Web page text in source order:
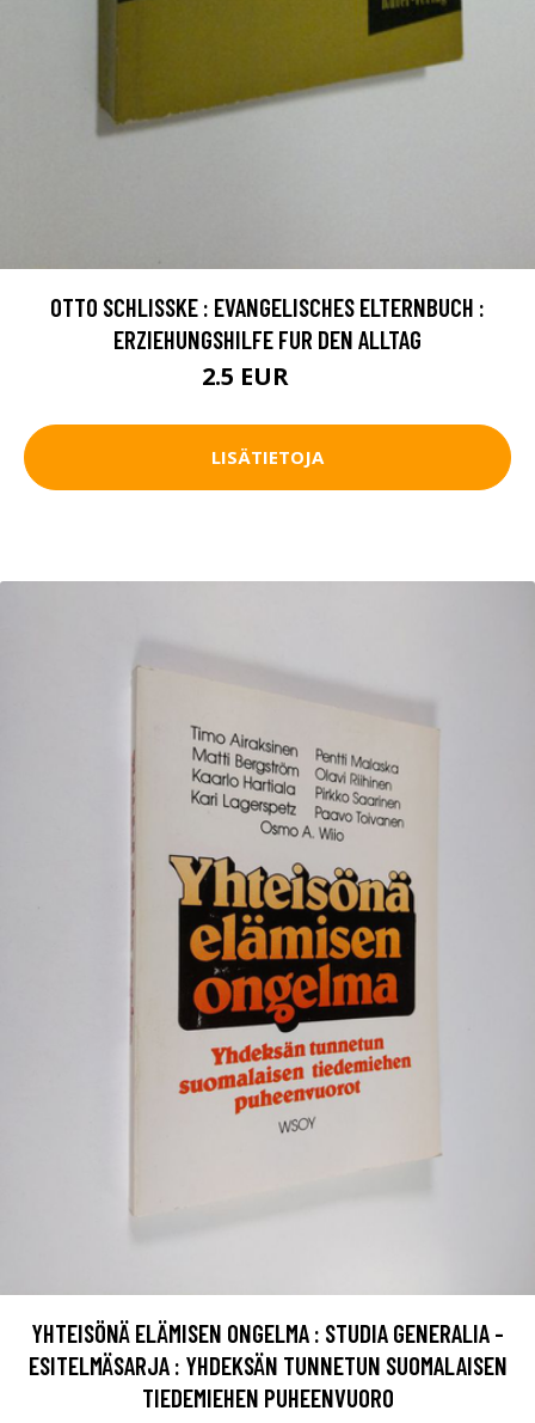
OTTO SCHLISSKE : EVANGELISCHES ELTERNBUCH :
ERZIEHUNGSHILFE FUR DEN ALLTAG
2.5 EUR
LISÄTIETOJA
YHTEISÖNÄ ELÄMISEN ONGELMA : STUDIA GENERALIA -
ESITELMÄSARJA : YHDEKSÄN TUNNETUN SUOMALAISEN
TIEDEMIEHEN PUHEENVUORO